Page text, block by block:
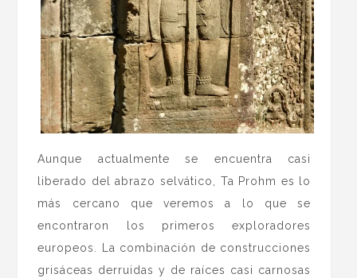
Aunque actualmente se encuentra casi
liberado del abrazo selvático, Ta Prohm es lo
más cercano que veremos a lo que se
encontraron los primeros exploradores
europeos. La combinación de construcciones
grisáceas derruidas y de raíces casi carnosas